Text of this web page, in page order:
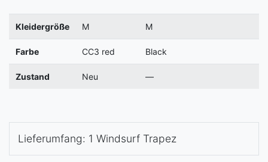
Kleidergröße M M
Farbe CC3 red Black
Zustand Neu —
Lieferumfang: 1 Windsurf Trapez